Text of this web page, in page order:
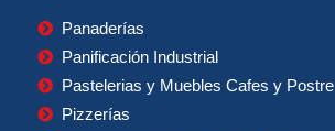
Panaderías
Panificación Industrial
Pastelerias y Muebles Cafes y Postre
Pizzerías